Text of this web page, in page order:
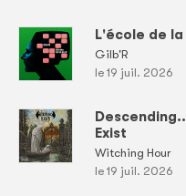
L'école de
Gilb'R
le 19 juil. 2026
Exist
Witching Hour
le 19 juil. 2026